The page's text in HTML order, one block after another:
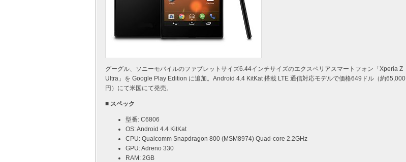
グーグル、ソニーモバイルのファブレットサイズ6.44インチサイズのエクスペリアスマートフォン「Xperia Z
Ultra」を Google Play Edition に追加。Android 4.4 KitKat 搭載 LTE 通信対応モデルで価格649ドル（約65,000
円）にて米国にて発売。
■ スペック
型番: C6806
OS: Android 4.4 KitKat
CPU: Qualcomm Snapdragon 800 (MSM8974) Quad-core 2.2GHz
GPU: Adreno 330
RAM: 2GB